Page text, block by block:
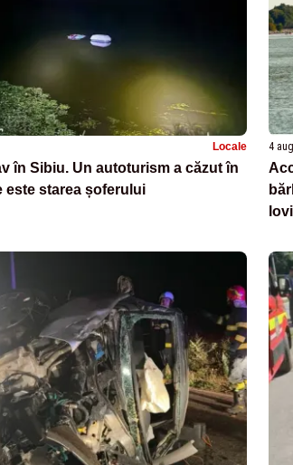
Locale
în Sibiu. Un autoturism a căzut în
este starea șoferului
4